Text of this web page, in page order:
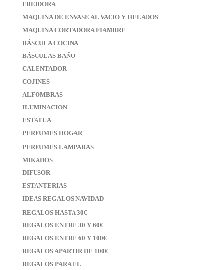
FREIDORA
MAQUINA DE ENVASE AL VACIO Y HELADOS
MAQUINA CORTADORA FIAMBRE
BÁSCULA COCINA
BÁSCULAS BAÑO
CALENTADOR
COJINES
ALFOMBRAS
ILUMINACION
ESTATUA
PERFUMES HOGAR
PERFUMES LAMPARAS
MIKADOS
DIFUSOR
ESTANTERIAS
IDEAS REGALOS NAVIDAD
REGALOS HASTA 30€
REGALOS ENTRE 30 Y 60€
REGALOS ENTRE 60 Y 100€
REGALOS APARTIR DE 100€
REGALOS PARA EL